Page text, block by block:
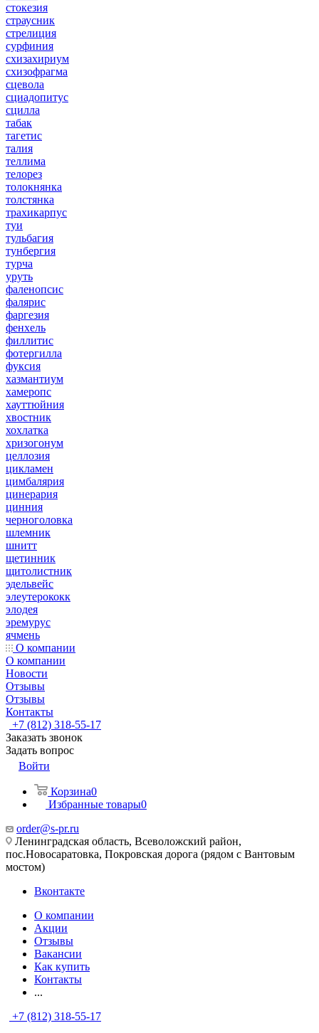
стокезия
страусник
стрелиция
сурфиния
схизахириум
схизофрагма
сцевола
сциадопитус
сцилла
табак
тагетис
талия
теллима
телорез
толокнянка
толстянка
трахикарпус
туи
тульбагия
тунбергия
турча
уруть
фаленопсис
фалярис
фаргезия
фенхель
филлитис
фотергилла
фуксия
хазмантиум
хамеропс
хауттюйния
хвостник
хохлатка
хризогонум
целлозия
цикламен
цимбалярия
цинерария
цинния
черноголовка
шлемник
шнитт
щетинник
щитолистник
эдельвейс
элеутерококк
элодея
эремурус
ячмень
О компании
О компании
Новости
Отзывы
Отзывы
Контакты
+7 (812) 318-55-17
Заказать звонок
Задать вопрос
Войти
Корзина0
Избранные товары0
order@s-pr.ru
Ленинградская область, Всеволожский район,
пос.Новосаратовка, Покровская дорога (рядом с Вантовым
мостом)
Вконтакте
О компании
Акции
Отзывы
Вакансии
Как купить
Контакты
...
+7 (812) 318-55-17